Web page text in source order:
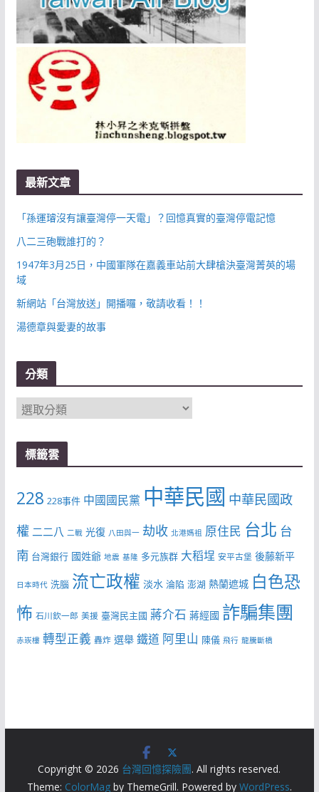
最新文章
「孫運璿沒有讓臺灣停一天電」？回憶真實的臺灣停電記憶
八二三砲戰誰打的？
1947年3月25日，中國軍隊在嘉義車站前大肆槍決臺灣菁英的場
域
新網站「台灣放送」開播囉，敬請收看！！
湯德章與愛妻的故事
分類
分
標籤雲
228 228事件 中國國民黨 中華民國 中華民國政
權 二二八 二戰 光復 八田與一 劫收 北港媽祖 原住民 台北 台
南 台灣銀行 國姓爺 地震 基隆 多元族群 大稻埕 安平古堡 後藤新平
日本時代 洗腦 流亡政權 淡水 淪陷 澎湖 熱蘭遮城 白色恐
怖 石川欽一郎 美援 臺灣民主國 蔣介石 蔣經國 詐騙集團
赤崁樓 轉型正義 轟炸 選舉 鐵道 阿里山 陳儀 飛行 龍騰斷橋
Copyright © 2026 台灣回憶探險團. All rights reserved.
Theme: ColorMagby ThemeGrill. Powered by WordPress.